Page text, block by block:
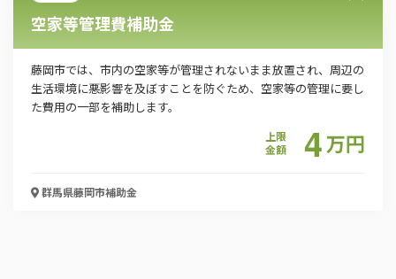
空家等管理費補助金
藤岡市では、市内の空家等が管理されないまま放置され、周辺の
生活環境に悪影響を及ぼすことを防ぐため、空家等の管理に要し
た費用の一部を補助します。
上限
金額
4万円
群馬県藤岡市補助金